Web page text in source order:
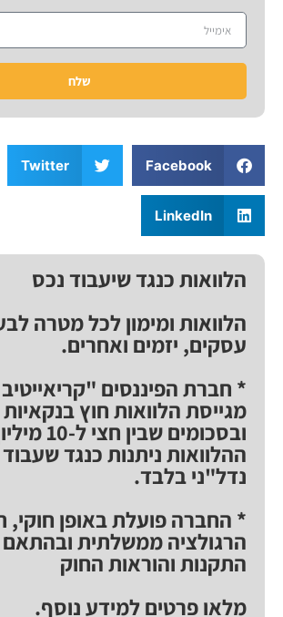
שלח
Facebook
Twitter
LinkedIn
הלוואות כנגד שיעבוד נכס
הלוואות ומימון לכל מטרה
עסקים, יזמים ואחרים.
* חברת הפיננסים "קריאייטיב
מגייסת הלוואות חוץ
ובסכומים שבין
ההלוואות ניתנות כנגד
נדל"ני בלבד.
* החברה פועלת באופן
הרגולציה ממשלתית
התקנות והוראות החוק
מלאו פרטים למידע נוסף.